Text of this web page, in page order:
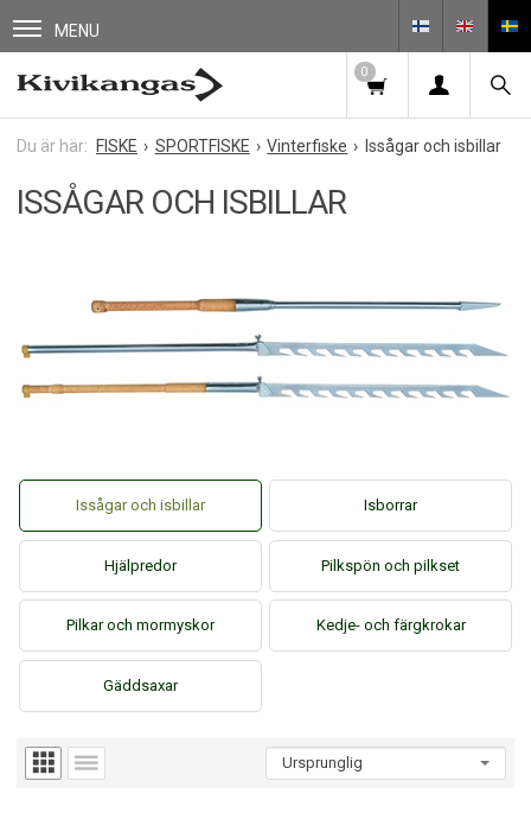
MENU
0
FISKE SPORTFISKE Vinterfiske Issågar och isbillar
ISSÅGAR OCH ISBILLAR
Issågar och isbillar Isborrar
Hjälpredor Pilkspön och pilkset
Pilkar och mormyskor Kedje- och färgkrokar
Gäddsaxar